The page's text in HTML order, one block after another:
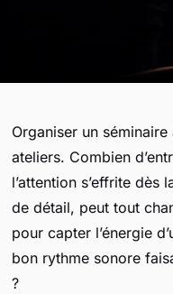
Organiser un
ateliers. Combien
l’attention s’effrite dès
de détail, peut tout
pour capter l’énergie
bon rythme sonore
?